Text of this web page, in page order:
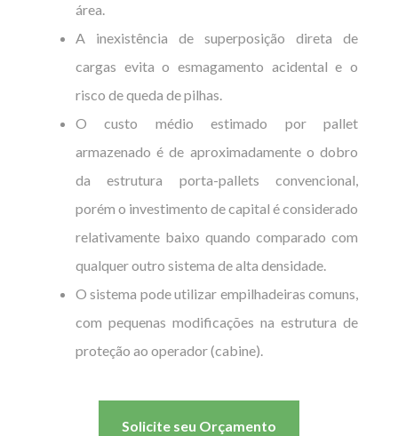
área.
A inexistência de superposição direta de
cargas evita o esmagamento acidental e o
risco de queda de pilhas.
O custo médio estimado por pallet
armazenado é de aproximadamente o dobro
da estrutura porta-pallets convencional,
porém o investimento de capital é considerado
relativamente baixo quando comparado com
qualquer outro sistema de alta densidade.
O sistema pode utilizar empilhadeiras comuns,
com pequenas modificações na estrutura de
proteção ao operador (cabine).
Solicite seu Orçamento